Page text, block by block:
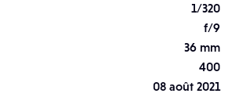
1/320
f/9
36 mm
400
08 août 2021